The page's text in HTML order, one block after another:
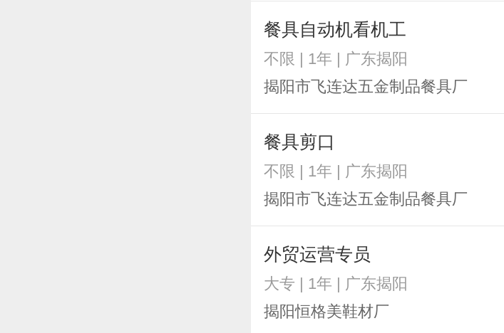
餐具自动机看机工
不限 | 1年 | 广东揭阳
揭阳市飞连达五金制品餐具厂
餐具剪口
不限 | 1年 | 广东揭阳
揭阳市飞连达五金制品餐具厂
外贸运营专员
大专 | 1年 | 广东揭阳
揭阳恒格美鞋材厂